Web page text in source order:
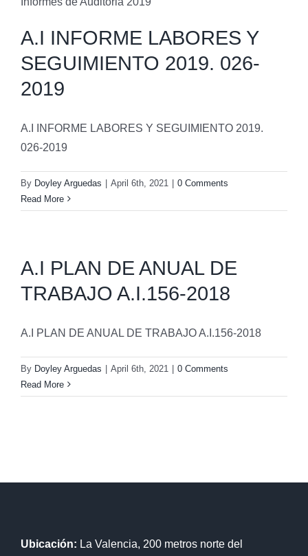
A.I INFORME LABORES Y
SEGUIMIENTO 2019. 026-
2019
A.I INFORME LABORES Y SEGUIMIENTO 2019.
026-2019
By Doyley Arguedas April 6th, 2021
0 Comments
Read More
A.I PLAN DE ANUAL DE
TRABAJO A.I.156-2018
A.I PLAN DE ANUAL DE TRABAJO A.I.156-2018
By Doyley Arguedas April 6th, 2021
0 Comments
Read More
Ubicación: La Valencia, 200 metros norte del